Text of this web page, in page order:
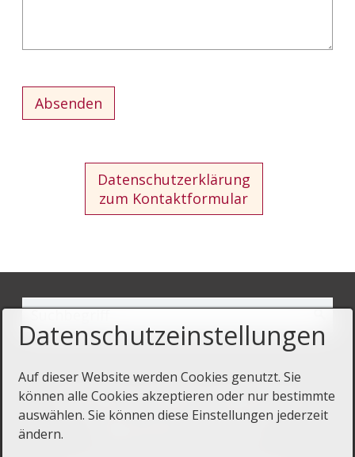
Datenschutzerklärung
zum Kontaktformular
Startseite Kontakt Impressum
Datenschutzeinstellungen
Auf dieser Website werden Cookies genutzt. Sie
können alle Cookies akzeptieren oder nur bestimmte
auswählen. Sie können diese Einstellungen jederzeit
ändern.